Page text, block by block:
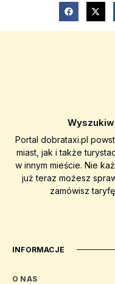
Portal dobrataxi.pl
miast, jak i także
w innym mieście. Nie
już teraz możesz
zamówisz
INFORMACJE
O NAS